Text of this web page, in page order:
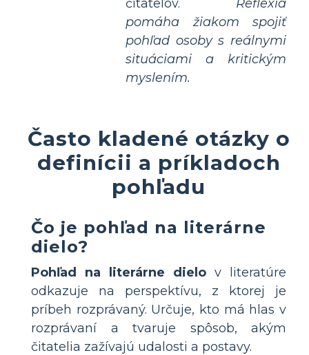
čitateľov. Reflexia
pomáha žiakom spojiť
pohľad osoby s reálnymi
situáciami a kritickým
myslením.
Často kladené otázky o
definícii a príkladoch
pohľadu
Čo je pohľad na literárne
dielo?
Pohľad na literárne dielo v literatúre
odkazuje na perspektívu, z ktorej je
príbeh rozprávaný. Určuje, kto má hlas v
rozprávaní a tvaruje spôsob, akým
čitatelia zažívajú udalosti a postavy.